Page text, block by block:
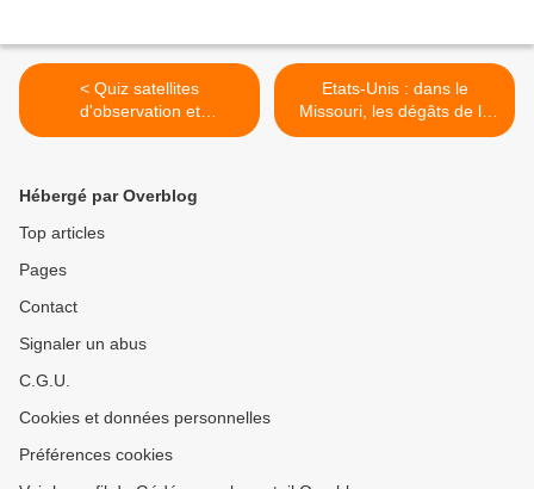
< Quiz satellites
d'observation et
environnement - L'image
Etats-Unis : dans le
Missouri, les dégâts de la
tornade de Joplin vus
Hébergé par Overblog
Top articles
Pages
Contact
Signaler un abus
C.G.U.
Cookies et données personnelles
Préférences cookies